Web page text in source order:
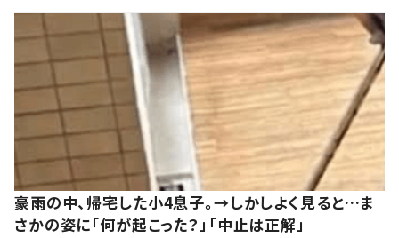
豪雨の中、帰宅した小4息子。→しかしよく見ると…ま
さかの姿に「何が起こった？」「中止は正解」